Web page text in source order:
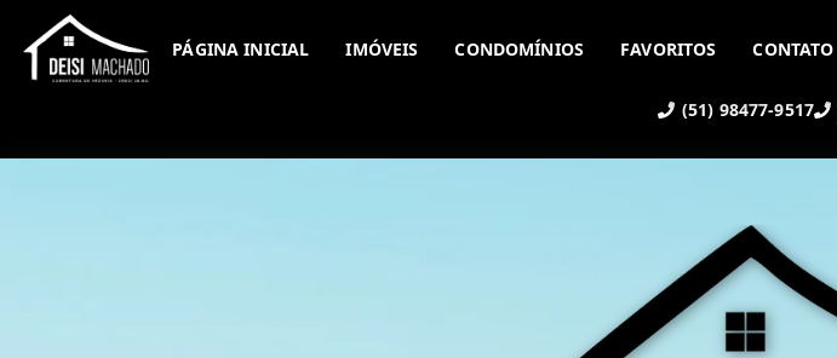
(51) 98477-9517
PÁGINA INICIAL IMÓVEIS CONDOMÍNIOS FAVORITOS CONTATO